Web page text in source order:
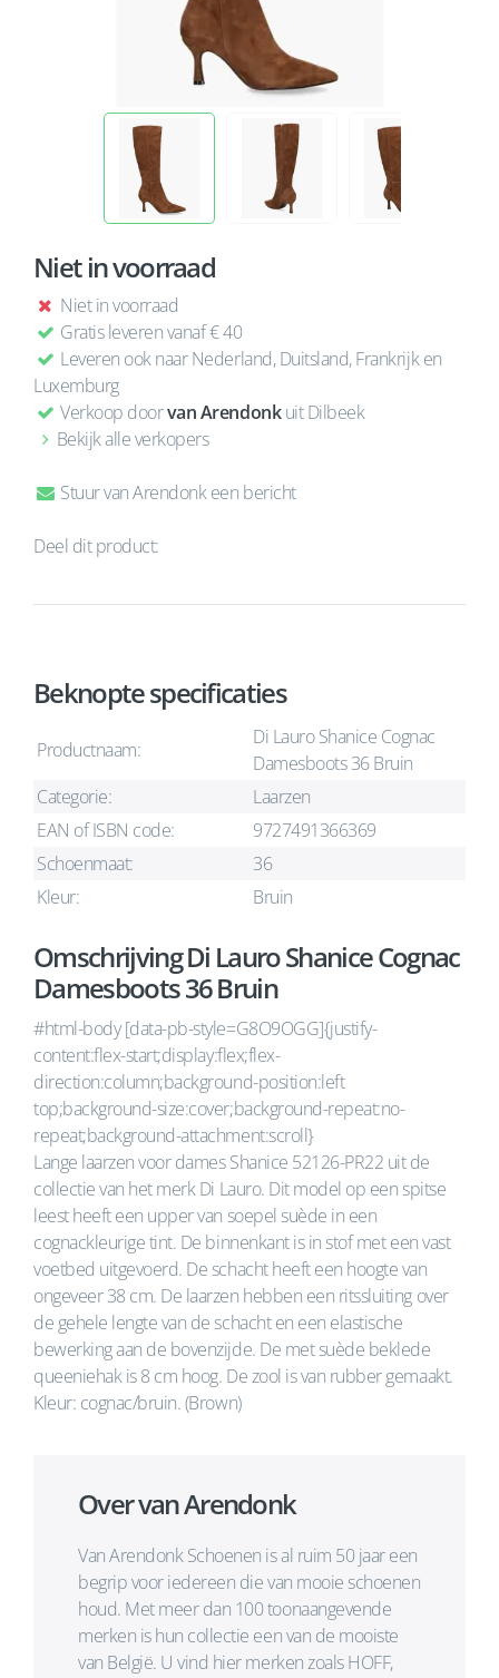
Niet in voorraad
Niet in voorraad
Gratis leveren vanaf € 40
Leveren ook naar Nederland, Duitsland, Frankrijk en
Luxemburg
Verkoop doorvan Arendonkuit Dilbeek
Bekijk alle verkopers
Stuur van Arendonk een bericht
Deel dit product:
Beknopte specificaties
Productnaam:
Di Lauro Shanice Cognac
Damesboots 36 Bruin
Categorie:
Laarzen
EAN of ISBN code:
9727491366369
Schoenmaat:
36
Kleur:
Bruin
Omschrijving Di Lauro Shanice Cognac
Damesboots 36 Bruin
#html-body [data-pb-style=G8O9OGG]{justify-
content:flex-start;display:flex;flex-
direction:column;background-position:left
top;background-size:cover;background-repeat:no-
repeat;background-attachment:scroll}
Lange laarzen voor dames Shanice 52126-PR22 uit de
collectie van het merk Di Lauro. Dit model op een spitse
leest heeft een upper van soepel suède in een
cognackleurige tint. De binnenkant is in stof met een vast
voetbed uitgevoerd. De schacht heeft een hoogte van
ongeveer 38 cm. De laarzen hebben een ritssluiting over
de gehele lengte van de schacht en een elastische
bewerking aan de bovenzijde. De met suède beklede
queeniehak is 8 cm hoog. De zool is van rubber gemaakt.
Kleur: cognac/bruin. (Brown)
Over van Arendonk
Van Arendonk Schoenen is al ruim 50 jaar een
begrip voor iedereen die van mooie schoenen
houd. Met meer dan 100 toonaangevende
merken is hun collectie een van de mooiste
van België. U vind hier merken zoals HOFF,